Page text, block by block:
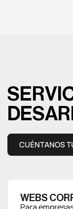
CUÉNTANOS
WEBS